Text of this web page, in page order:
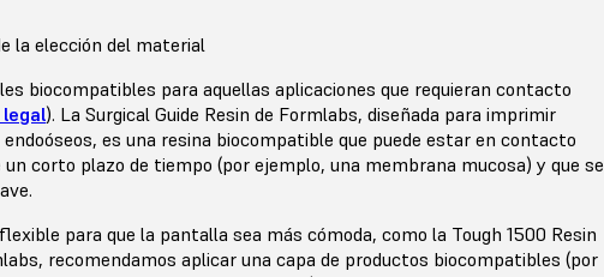
la elección del material
biocompatibles para aquellas aplicaciones que requieran contacto
). La Surgical Guide Resin de Formlabs, diseñada para imprimir
es una resina biocompatible que puede estar en contacto
corto plazo de tiempo (por ejemplo, una membrana mucosa) y que se
para que la pantalla sea más cómoda, como la Tough 1500 Resin
recomendamos aplicar una capa de productos biocompatibles (por